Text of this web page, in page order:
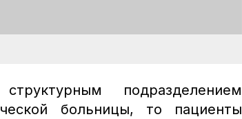
подразделением
больницы, то пациенты